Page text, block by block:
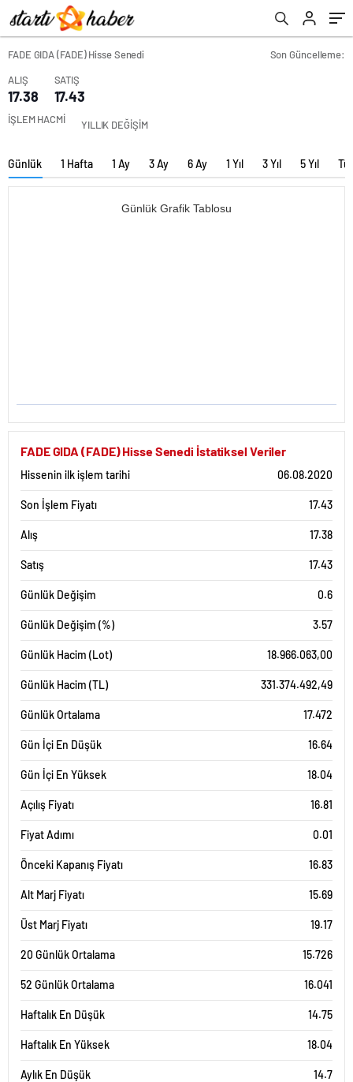
FADE GIDA (FADE) Hisse Senedi
Son Güncelleme:
ALIŞ
17.38
SATIŞ
17.43
İŞLEM HACMİ YILLIK DEĞİŞİM
Günlük 1 Hafta 1 Ay 3 Ay 6 Ay 1 Yıl 3 Yıl 5 Yıl
Günlük Grafik Tablosu
FADE GIDA (FADE) Hisse Senedi İstatiksel Veriler
Hissenin ilk işlem tarihi 06.08.2020
Son İşlem Fiyatı 17.43
Alış 17.38
Satış 17.43
Günlük Değişim 0.6
Günlük Değişim (%) 3.57
Günlük Hacim (Lot) 18.966.063,00
Günlük Hacim (TL) 331.374.492,49
Günlük Ortalama 17.472
Gün İçi En Düşük 16.64
Gün İçi En Yüksek 18.04
Açılış Fiyatı 16.81
Fiyat Adımı 0.01
Önceki Kapanış Fiyatı 16.83
Alt Marj Fiyatı 15.69
Üst Marj Fiyatı 19.17
20 Günlük Ortalama 15.726
52 Günlük Ortalama 16.041
Haftalık En Düşük 14.75
Haftalık En Yüksek 18.04
Aylık En Düşük 14.7